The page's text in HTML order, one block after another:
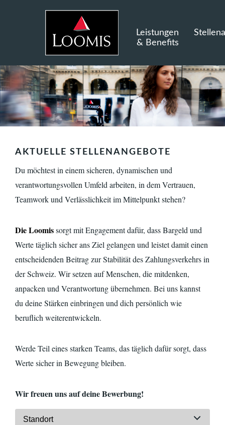
Leistungen
& Benefits
AKTUELLE STELLENANGEBOTE
Du möchtest in einem sicheren, dynamischen und
verantwortungsvollen Umfeld arbeiten, in dem Vertrauen,
Teamwork und Verlässlichkeit im Mittelpunkt stehen?
Die Loomissorgt mit Engagement dafür, dass Bargeld und
Werte täglich sicher ans Ziel gelangen und leistet damit einen
entscheidenden Beitrag zur Stabilität des Zahlungsverkehrs in
der Schweiz. Wir setzen auf Menschen, die mitdenken,
anpacken und Verantwortung übernehmen. Bei uns kannst
du deine Stärken einbringen und dich persönlich wie
beruflichweiterentwickeln.
Werde Teil eines starken Teams, das täglich dafür sorgt, dass
Werte sicher in Bewegung bleiben.
Wir freuen uns auf deine Bewerbung!
Standort